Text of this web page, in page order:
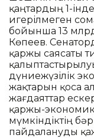
қаңтардың 1-
игерілмеген
бойынша 13
Көпеев.
қаржы саясаты
дүниежүзілік
жақтарын қоса
жағдаяттар
қаржы-
мүмкіндіктің
пайдалануды